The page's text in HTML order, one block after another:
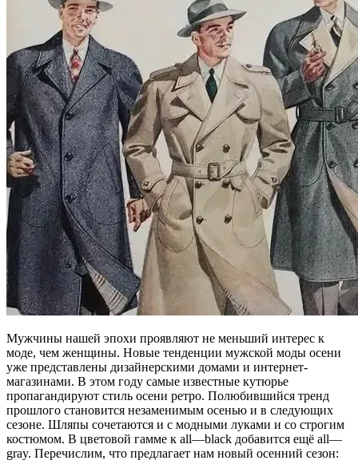
Мужчины нашей эпохи проявляют не меньший интерес к
моде, чем женщины. Новые тенденции мужской моды осени
уже представлены дизайнерскими домами и интернет-
магазинами. В этом году самые известные кутюрье
пропагандируют стиль осени ретро. Полюбившийся тренд
прошлого становится незаменимым осенью и в следующих
сезоне. Шляпы сочетаются и с модными луками и со строгим
костюмом. В цветовой гамме к all—black добавится ещё all—
gray. Перечислим, что предлагает нам новый осенний сезон: